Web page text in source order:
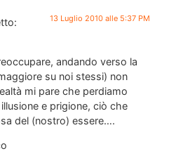
13 Luglio 2010 alle 5:37 PM
andando verso la
su noi stessi) non
mi pare che perdiamo
e prigione, ciò che
del (nostro) essere….